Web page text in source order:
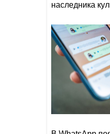
наследника